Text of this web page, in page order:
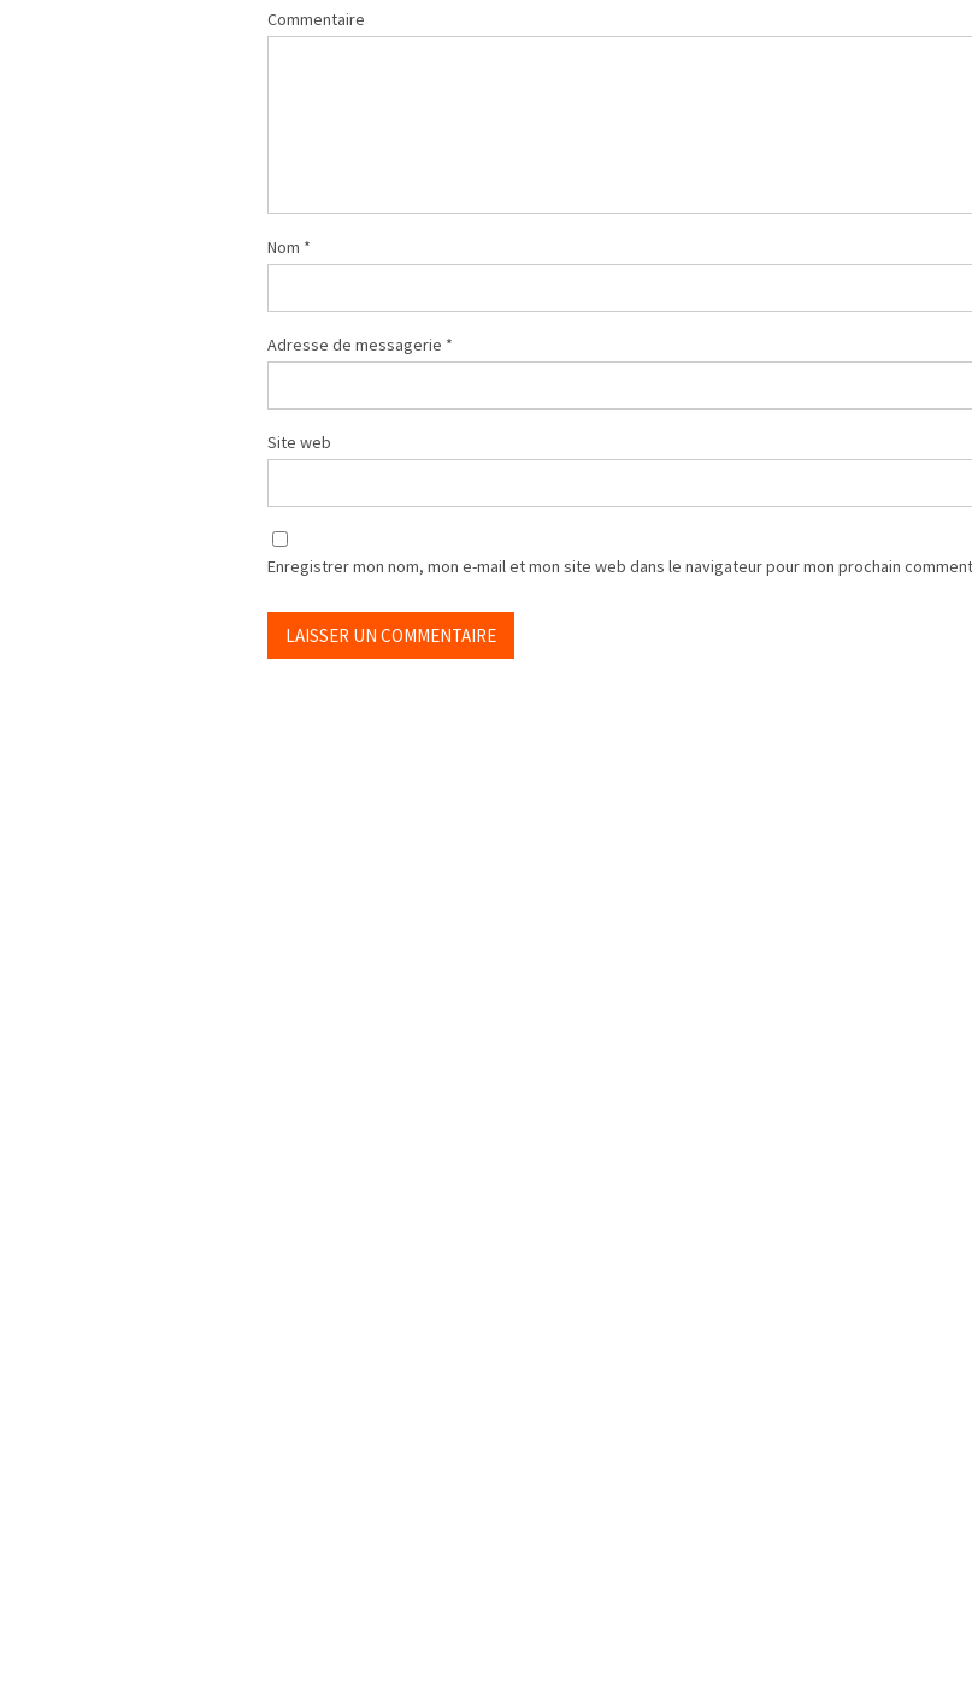
Commentaire
Nom *
Adresse de messagerie *
Site web
Enregistrer mon nom, mon e-mail et mon site web dans le navigateur pour mon prochain